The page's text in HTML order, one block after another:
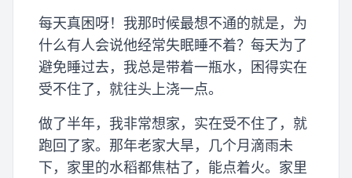
每天真困呀！我那时候最想不通的就是，为
什么有人会说他经常失眠睡不着？每天为了
避免睡过去，我总是带着一瓶水，困得实在
受不住了，就往头上浇一点。
做了半年，我非常想家，实在受不住了，就
跑回了家。那年老家大旱，几个月滴雨未
下，家里的水稻都焦枯了，能点着火。家里